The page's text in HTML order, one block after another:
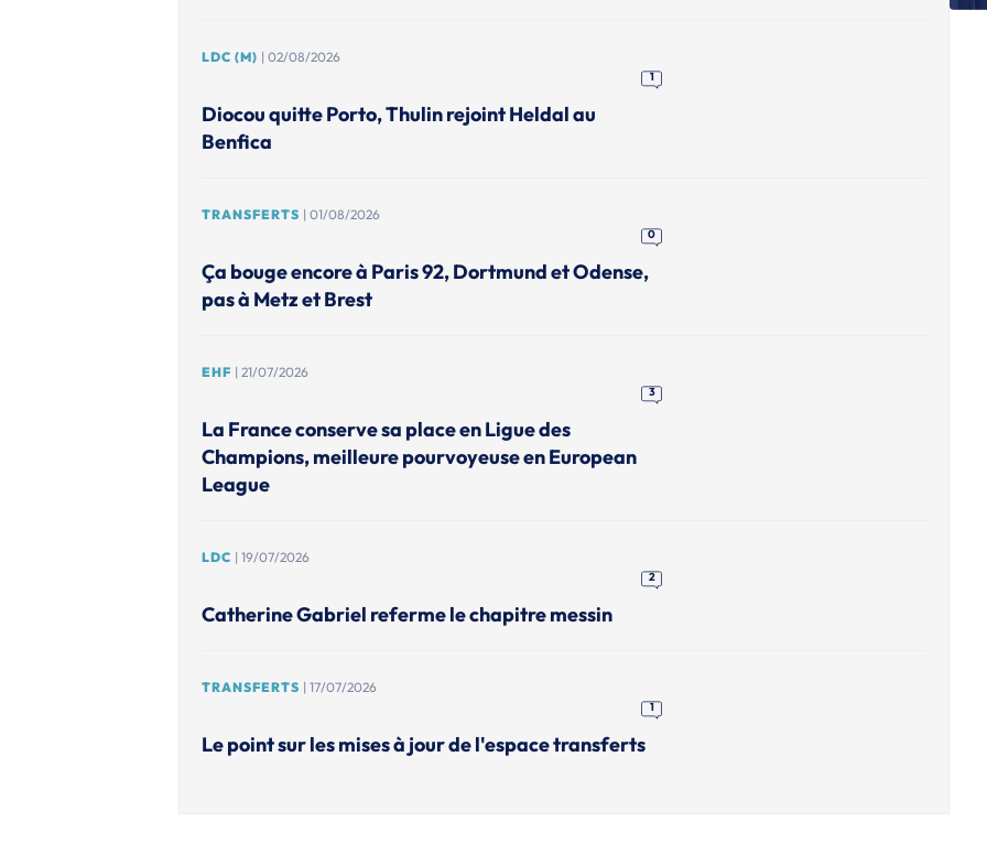
LDC (M) | 02/08/2026
1
Diocou quitte Porto, Thulin rejoint Heldal au
Benfica
TRANSFERTS | 01/08/2026
0
Ça bouge encore à Paris 92, Dortmund et Odense,
pas à Metz et Brest
EHF | 21/07/2026
3
La France conserve sa place en Ligue des
Champions, meilleure pourvoyeuse en European
League
LDC | 19/07/2026
2
Catherine Gabriel referme le chapitre messin
TRANSFERTS | 17/07/2026
1
Le point sur les mises à jour de l'espace transferts